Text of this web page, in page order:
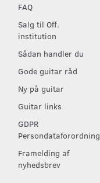
FAQ
Salg til Off.
institution
Sådan handler du
Gode guitar råd
Ny på guitar
Guitar links
GDPR
Persondataforordning
Framelding af
nyhedsbrev